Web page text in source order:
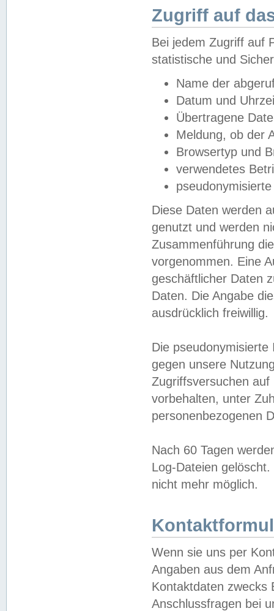
Zugriff auf
Bei jedem Zugriff auf
statistische und
Name der
Datum und
Übertragene
Meldung, ob der
Browsertyp und
verwendetes
Diese Daten werden
genutzt und werden
Zusammenführung
vorgenommen. Eine
geschäftlicher Daten
Daten. Die Angabe
ausdrücklich freiwillig.
Die
gegen unsere
Zugriffsversuchen
vorbehalten, unter
personenbezogenen
Nach 60 Tagen
Log-Dateien
nicht mehr möglich.
Wenn sie uns per
Angaben aus dem
Kontaktdaten zwecks
Anschlussfragen bei